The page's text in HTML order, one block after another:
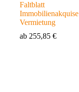
Faltblatt
Immobilienakquise
Vermietung
ab 255,85 €